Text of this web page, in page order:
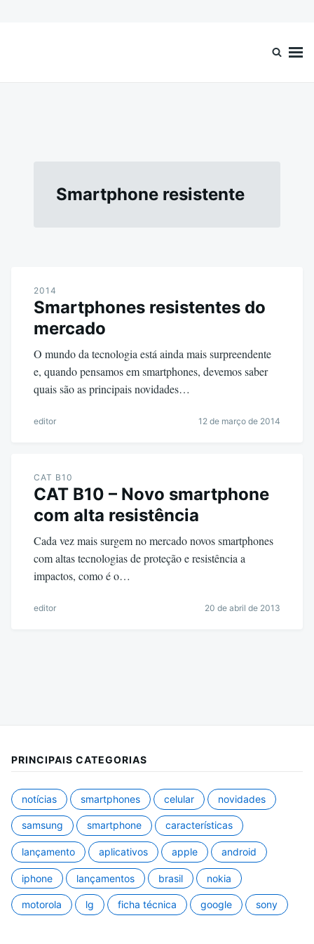
Smartphone resistente
2014
Smartphones resistentes do
mercado
O mundo da tecnologia está ainda mais surpreendente
e, quando pensamos em smartphones, devemos saber
quais são as principais novidades…
editor 12 de março de 2014
CAT B10
CAT B10 – Novo smartphone
com alta resistência
Cada vez mais surgem no mercado novos smartphones
com altas tecnologias de proteção e resistência a
impactos, como é o…
editor 20 de abril de 2013
PRINCIPAIS CATEGORIAS
notícias smartphones celular novidades
samsung smartphone características
lançamento aplicativos apple android
iphone lançamentos brasil nokia
motorola lg ficha técnica google sony